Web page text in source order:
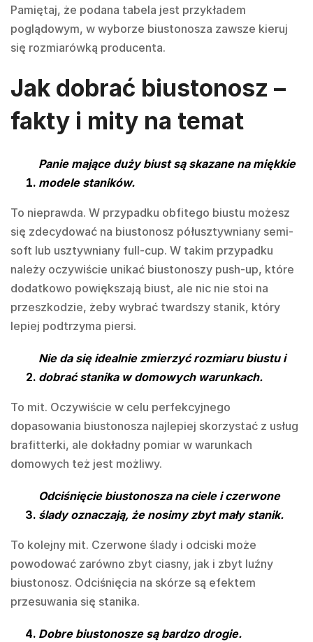
Pamiętaj, że podana tabela jest przykładem
poglądowym, w wyborze biustonosza zawsze kieruj
się rozmiarówką producenta.
Jak dobrać biustonosz –
fakty i mity na temat
Panie mające duży biust są skazane na miękkie
modele staników.
To nieprawda. W przypadku obfitego biustu możesz
się zdecydować na biustonosz półusztywniany semi-
soft lub usztywniany full-cup. W takim przypadku
należy oczywiście unikać biustonoszy push-up, które
dodatkowo powiększają biust, ale nic nie stoi na
przeszkodzie, żeby wybrać twardszy stanik, który
lepiej podtrzyma piersi.
Nie da się idealnie zmierzyć rozmiaru biustu i
dobrać stanika w domowych warunkach.
To mit. Oczywiście w celu perfekcyjnego
dopasowania biustonosza najlepiej skorzystać z usług
brafitterki, ale dokładny pomiar w warunkach
domowych też jest możliwy.
Odciśnięcie biustonosza na ciele i czerwone
ślady oznaczają, że nosimy zbyt mały stanik.
To kolejny mit. Czerwone ślady i odciski może
powodować zarówno zbyt ciasny, jak i zbyt luźny
biustonosz. Odciśnięcia na skórze są efektem
przesuwania się stanika.
Dobre biustonosze są bardzo drogie.